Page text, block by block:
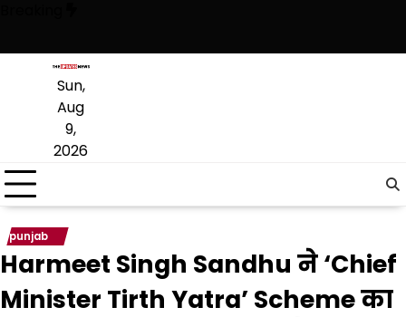
content
Sun,
Aug
9,
2026
punjab
Harmeet Singh Sandhu ने ‘Chief
Minister Tirth Yatra’ Scheme का